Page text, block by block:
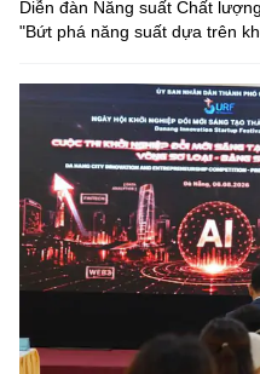
Diễn đàn Năng suất Chất
"Bứt phá năng suất dựa trên